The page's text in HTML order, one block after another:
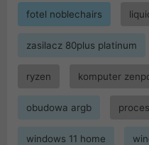
fotel noblechairs
zasilacz 80plus platinum
ryzen komputer
obudowa argb
windows 11 home